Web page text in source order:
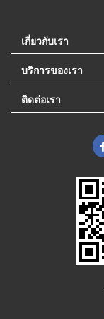
เกี่ยวกับเรา
บริการของเรา
ติดต่อเรา